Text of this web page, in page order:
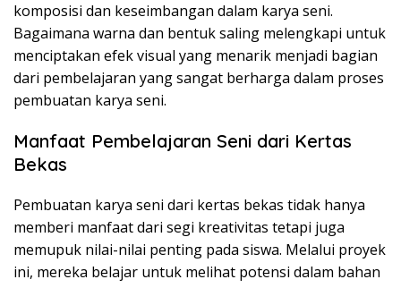
komposisi dan keseimbangan dalam karya seni.
Bagaimana warna dan bentuk saling melengkapi untuk
menciptakan efek visual yang menarik menjadi bagian
dari pembelajaran yang sangat berharga dalam proses
pembuatan karya seni.
Manfaat Pembelajaran Seni dari Kertas
Bekas
Pembuatan karya seni dari kertas bekas tidak hanya
memberi manfaat dari segi kreativitas tetapi juga
memupuk nilai-nilai penting pada siswa. Melalui proyek
ini, mereka belajar untuk melihat potensi dalam bahan